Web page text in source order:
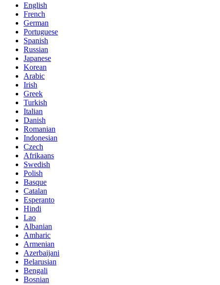
English
French
German
Portuguese
Spanish
Russian
Japanese
Korean
Arabic
Irish
Greek
Turkish
Italian
Danish
Romanian
Indonesian
Czech
Afrikaans
Swedish
Polish
Basque
Catalan
Esperanto
Hindi
Lao
Albanian
Amharic
Armenian
Azerbaijani
Belarusian
Bengali
Bosnian